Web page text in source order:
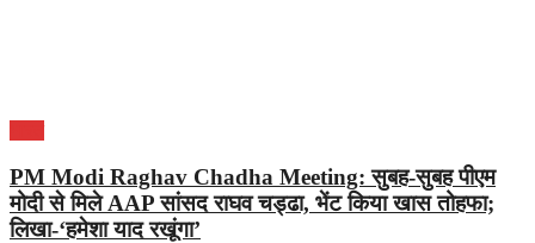
PM Modi Raghav Chadha Meeting: सुबह-सुबह पीएम
मोदी से मिले AAP सांसद राघव चड्ढा, भेंट किया खास तोहफा;
लिखा-‘हमेशा याद रखूंगा’